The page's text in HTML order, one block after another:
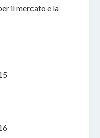
il mercato e la